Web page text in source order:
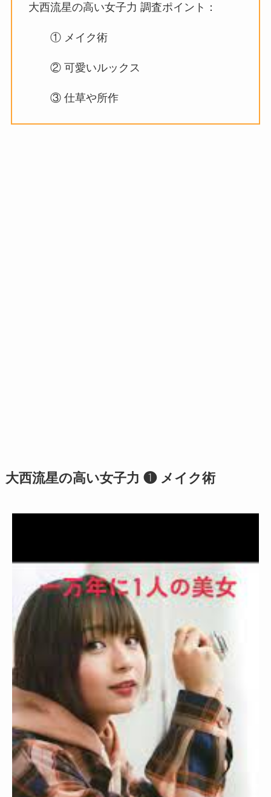
大西流星の高い女子力 調査ポイント：
① メイク術
② 可愛いルックス
③ 仕草や所作
大西流星の高い女子力 ❶ メイク術